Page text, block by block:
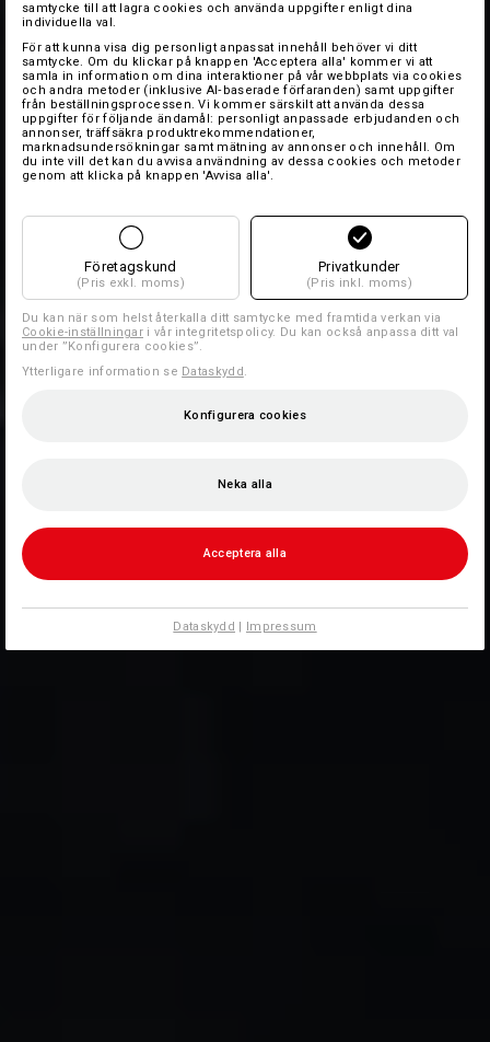
samtycke till att lagra cookies och använda uppgifter enligt dina
individuella val.
För att kunna visa dig personligt anpassat innehåll behöver vi ditt
samtycke. Om du klickar på knappen 'Acceptera alla' kommer vi att
samla in information om dina interaktioner på vår webbplats via cookies
och andra metoder (inklusive AI‑baserade förfaranden) samt uppgifter
från beställningsprocessen. Vi kommer särskilt att använda dessa
uppgifter för följande ändamål: personligt anpassade erbjudanden och
annonser, träffsäkra produktrekommendationer,
marknadsundersökningar samt mätning av annonser och innehåll. Om
du inte vill det kan du avvisa användning av dessa cookies och metoder
genom att klicka på knappen 'Avvisa alla'.
Företagskund
(Pris exkl. moms)
Privatkunder
(Pris inkl. moms)
Du kan när som helst återkalla ditt samtycke med framtida verkan via
Cookie-inställningar i vår integritetspolicy. Du kan också anpassa ditt val
under ”Konfigurera cookies”.
Ytterligare information se Dataskydd.
Konfigurera cookies
Neka alla
Acceptera alla
Dataskydd | Impressum